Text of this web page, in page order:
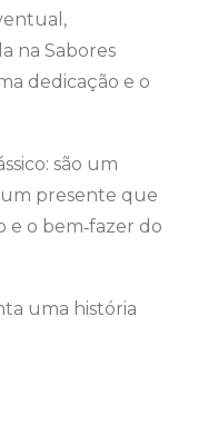
na Sabores
dedicação e o
são um
presente que
e o bem‑fazer do
uma história